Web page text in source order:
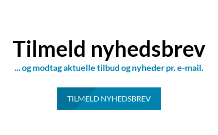
Tilmeld nyhedsbrev
... og modtag aktuelle tilbud og nyheder pr. e-mail.
TILMELD NYHEDSBREV